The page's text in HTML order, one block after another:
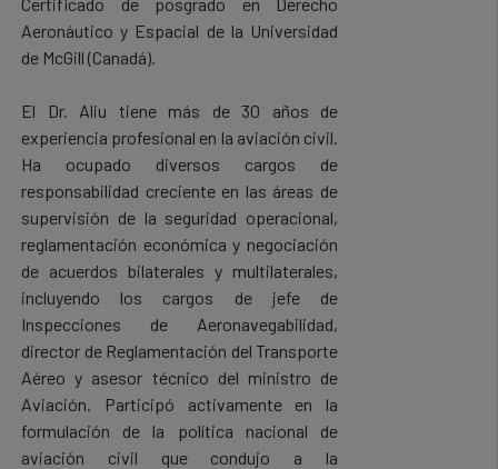
Aeronáutico y Espacial de la Universidad
de McGill (Canadá).
El Dr. Aliu tiene más de 30 años de
experiencia profesional en la aviación civil.
Ha ocupado diversos cargos de
responsabilidad creciente en las áreas de
supervisión de la seguridad operacional,
reglamentación económica y negociación
de acuerdos bilaterales y multilaterales,
incluyendo los cargos de jefe de
Inspecciones de Aeronavegabilidad,
director de Reglamentación del Transporte
Aéreo y asesor técnico del ministro de
Aviación. Participó activamente en la
formulación de la política nacional de
aviación civil que condujo a la